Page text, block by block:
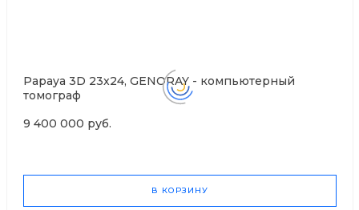
Papaya 3D 23x24, GENORAY - компьютерный
томограф
9 400 000 руб.
В КОРЗИНУ